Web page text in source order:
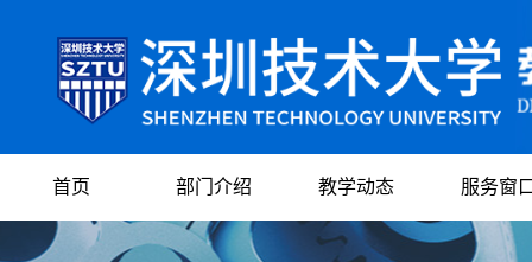
首页 部门介绍 教学动态 服务窗